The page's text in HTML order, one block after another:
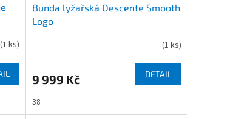
(1 ks)
Bunda lyžařská Descente Smooth
Logo
(1 ks)
9 999 Kč DETAIL
38